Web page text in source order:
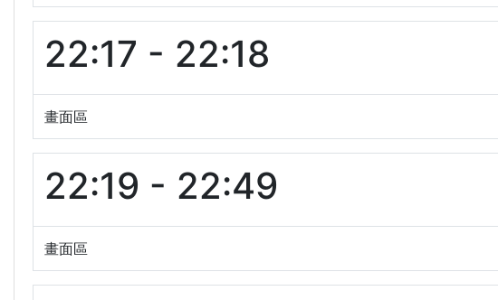
22:17 - 22:18
畫面區
22:19 - 22:49
畫面區